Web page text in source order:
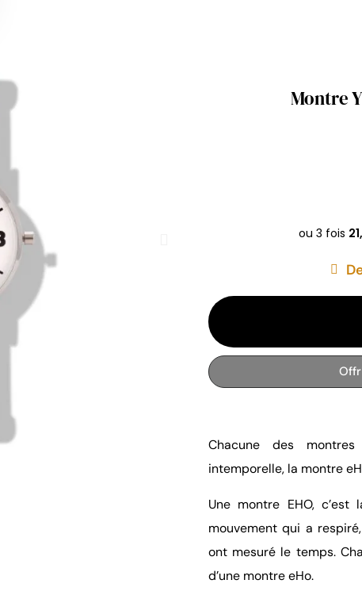
Montre
Chacune des
intemporelle, la montre
Une montre EHO,
mouvement qui a
ont mesuré le temps.
d’une montre eHo.